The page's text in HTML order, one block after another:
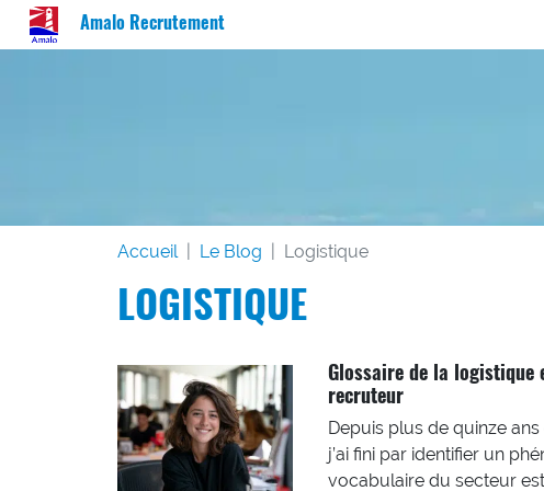
Amalo Recrutement
Accueil Le Blog Logistique
LOGISTIQUE
Glossaire de la logistique
recruteur
Depuis plus de quinze
j’ai fini par identifier un
vocabulaire du secteur